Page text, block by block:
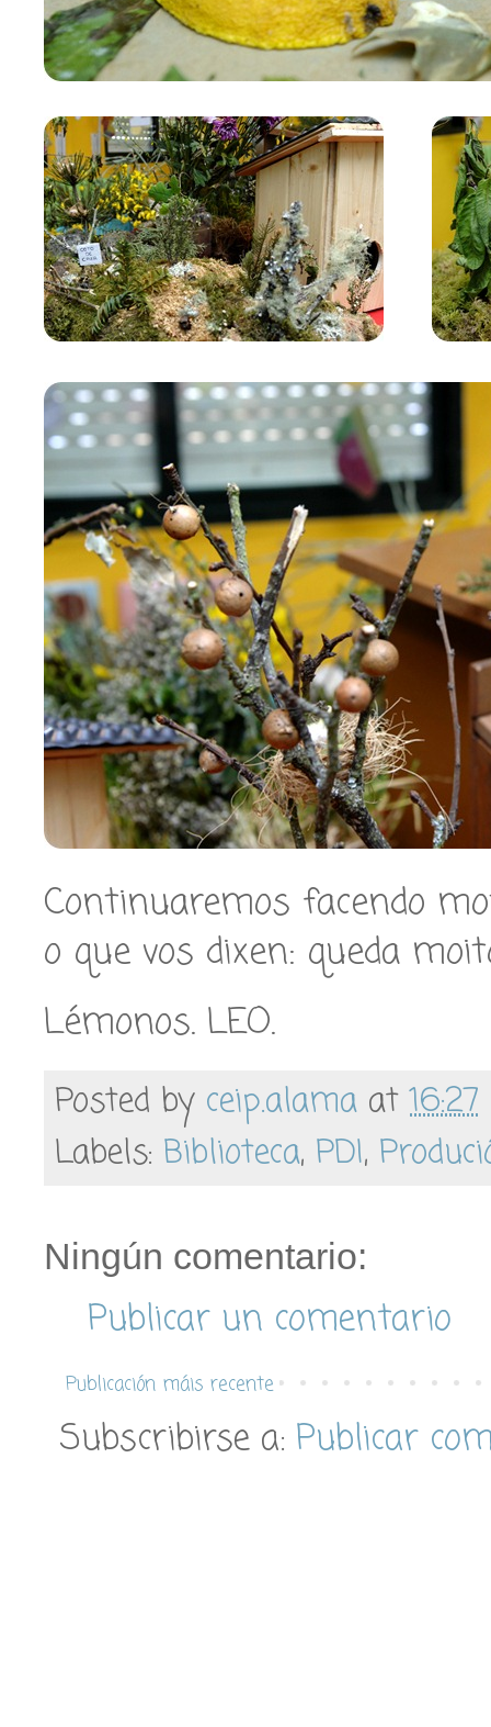
Continuaremos facendo
o que vos dixen: queda
Lémonos. LEO.
Posted by ceip.alama at16:27
Labels: Biblioteca, PDI,
Ningún comentario:
Publicar un comentario
Publicación máis recente
Subscribirse a: Publicar